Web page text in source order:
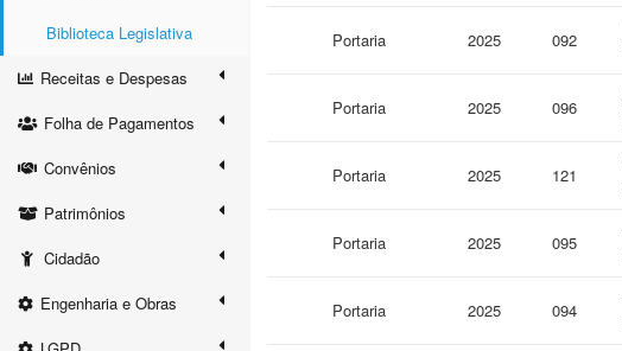
Biblioteca Legislativa
Receitas e Despesas
Folha de Pagamentos
Convênios
Patrimônios
Cidadão
Engenharia e Obras
Portaria 2025 092
Portaria 2025 096
Portaria 2025 121
Portaria 2025 095
Portaria 2025 094